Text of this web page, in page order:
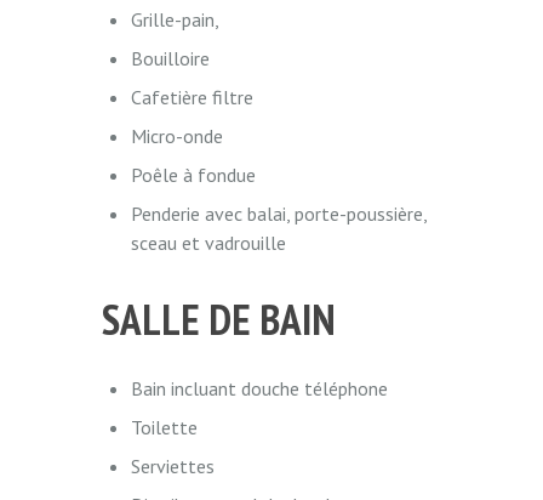
Grille-pain,
Bouilloire
Cafetière filtre
Micro-onde
Poêle à fondue
Penderie avec balai, porte-poussière,
sceau et vadrouille
SALLE DE BAIN
Bain incluant douche téléphone
Toilette
Serviettes